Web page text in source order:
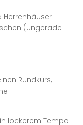
Herrenhäuser
(ungerade
Rundkurs,
lockerem Tempo